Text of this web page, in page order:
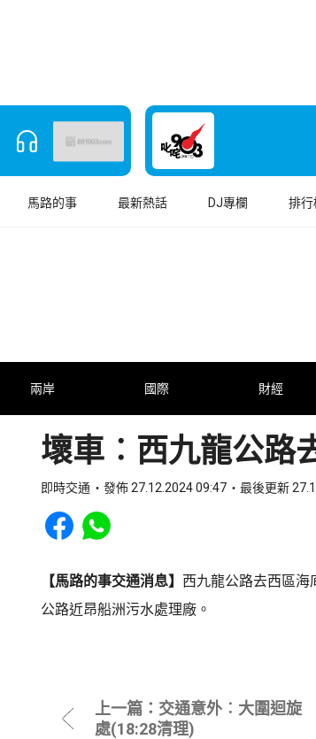
馬路的事 最新熱話 DJ專欄 排行
兩岸 國際 財經
壞車︰西九龍公路
即時交通 發佈 27.12.2024 09:47 最後更新
Share to Facebook
Share to WhatsApp
【馬路的事交通消息】 西九龍公路去西區
公路近昂船洲污水處理廠。
上一篇：交通意外︰大圍迴旋
處(18:28清理)